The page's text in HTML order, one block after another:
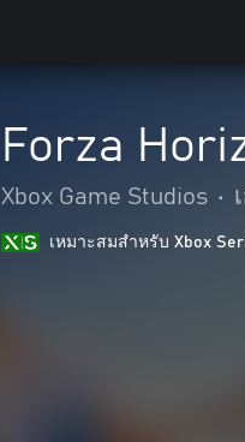
Forza
Xbox Game Studios •
เหมาะสมสําหรับ Xbox